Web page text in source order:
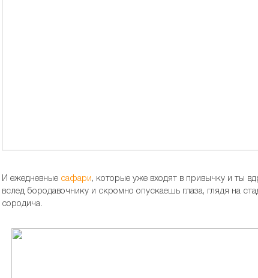
И ежедневные сафари, которые уже входят в привычку и ты
вслед бородавочнику и скромно опускаешь глаза, глядя на
сородича.